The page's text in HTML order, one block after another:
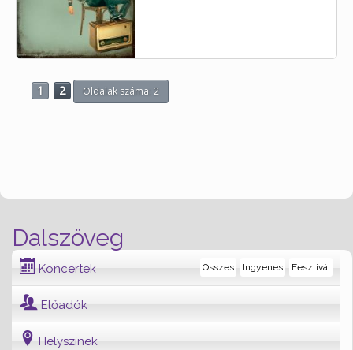
Dalszöveg
Koncertek Fesztivál
Ingyenes
Összes
Előadók
Helyszínek
1 2 Oldalak száma: 2